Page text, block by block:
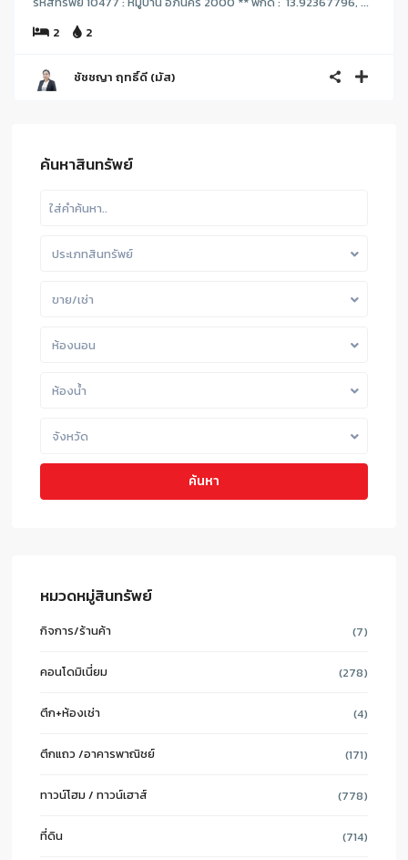
2
2
ชัชชญา ฤทธิ์ดี (มัส)
ค้นหาสินทรัพย์
ประเภทสินทรัพย์
ขาย/เช่า
ห้องนอน
ห้องน้ำ
จังหวัด
ค้นหา
หมวดหมู่สินทรัพย์
กิจการ/ร้านค้า (7)
คอนโดมิเนี่ยม (278)
ตึก+ห้องเช่า (4)
ตึกแถว /อาคารพาณิชย์ (171)
ทาวน์โฮม / ทาวน์เฮาส์ (778)
ที่ดิน (714)